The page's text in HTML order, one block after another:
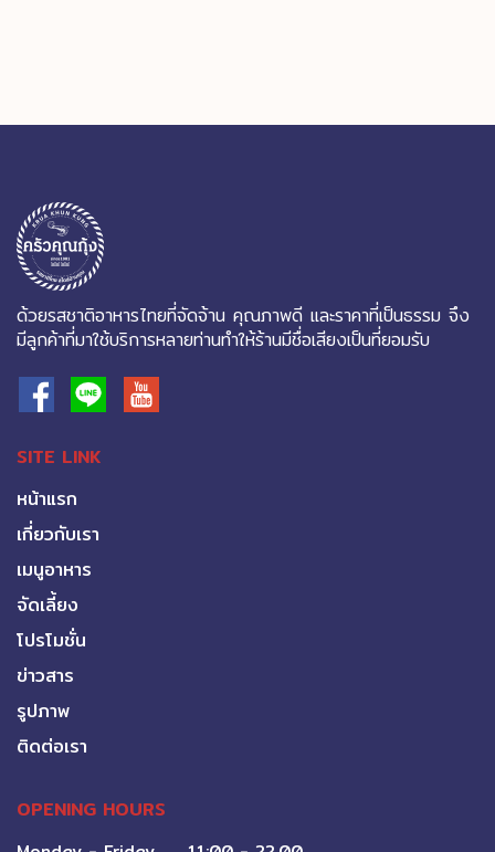
ด้วยรสชาติอาหารไทยที่จัดจ้าน คุณภาพดี และราคาที่เป็นธรรม จึง
มีลูกค้าที่มาใช้บริการหลายท่านทำให้ร้านมีชื่อเสียงเป็นที่ยอมรับ
SITE LINK
หน้าแรก
เกี่ยวกับเรา
เมนูอาหาร
จัดเลี้ยง
โปรโมชั่น
ข่าวสาร
รูปภาพ
ติดต่อเรา
OPENING HOURS